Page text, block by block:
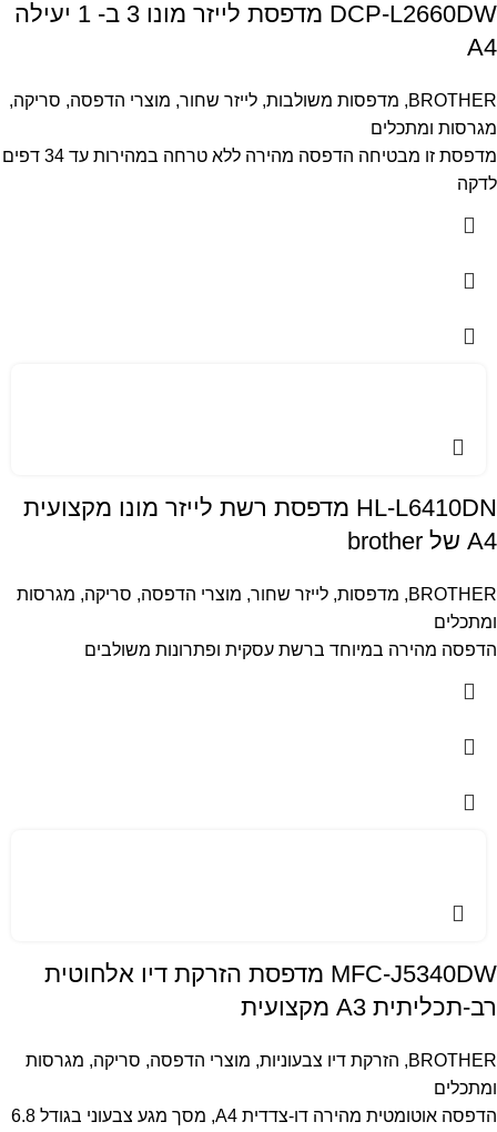
DCP-L2660DW מדפסת לייזר מונו 3 ב- 1 יעילה
A4
BROTHER
, מדפסות משולבות, לייזר שחור, מוצרי הדפסה, סריקה,
מגרסות ומתכלים
מדפסת זו מבטיחה הדפסה מהירה ללא טרחה במהירות עד 34 דפים
לדקה
HL-L6410DN מדפסת רשת לייזר מונו מקצועית
A4 של brother
BROTHER
, מדפסות, לייזר שחור, מוצרי הדפסה, סריקה, מגרסות
ומתכלים
הדפסה מהירה במיוחד ברשת עסקית ופתרונות משולבים
MFC-J5340DW מדפסת הזרקת דיו אלחוטית
רב-תכליתית A3 מקצועית
BROTHER
, הזרקת דיו צבעוניות, מוצרי הדפסה, סריקה, מגרסות
ומתכלים
הדפסה אוטומטית מהירה דו-צדדית A4, מסך מגע צבעוני בגודל 6.8